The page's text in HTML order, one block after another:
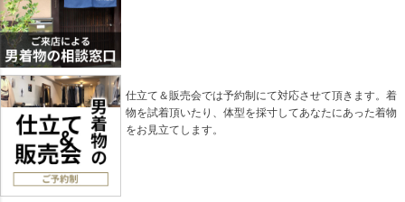
仕立て＆販売会では予約制にて対応させて頂きます。着
物を試着頂いたり、体型を採寸してあなたにあった着物
をお見立てします。